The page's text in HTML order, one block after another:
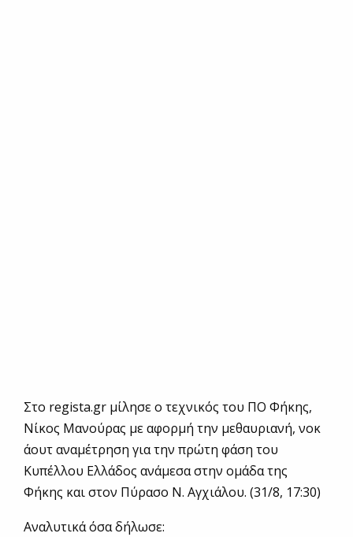
Στο regista.gr μίλησε ο τεχνικός του ΠΟ Φήκης,
Νίκος Μανούρας με αφορμή την μεθαυριανή, νοκ
άουτ αναμέτρηση για την πρώτη φάση του
Κυπέλλου Ελλάδος ανάμεσα στην ομάδα της
Φήκης και στον Πύρασο Ν. Αγχιάλου. (31/8, 17:30)
Αναλυτικά όσα δήλωσε: